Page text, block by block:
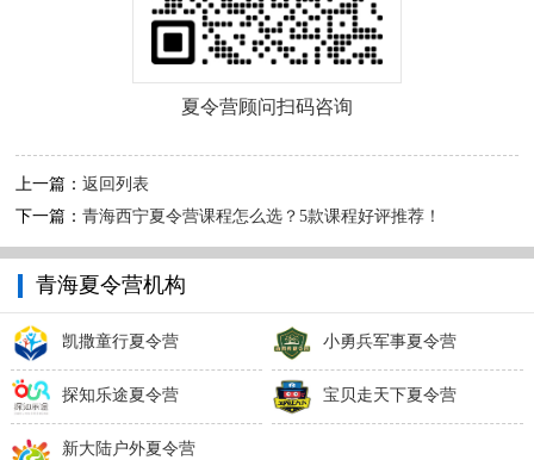
夏令营顾问扫码咨询
上一篇：返回列表
下一篇：青海西宁夏令营课程怎么选？5款课程好评推荐！
青海夏令营机构
凯撒童行夏令营 小勇兵军事夏令营
探知乐途夏令营 宝贝走天下夏令营
新大陆户外夏令营